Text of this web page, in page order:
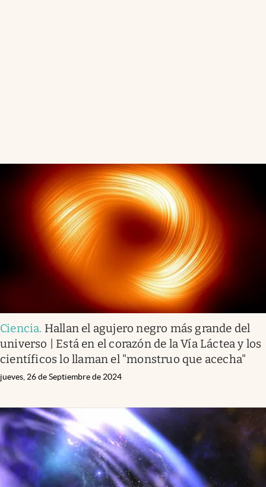
Ciencia. Hallan el agujero negro más grande del
universo | Está en el corazón de la Vía Láctea y los
científicos lo llaman el "monstruo que acecha"
jueves, 26 de Septiembre de 2024